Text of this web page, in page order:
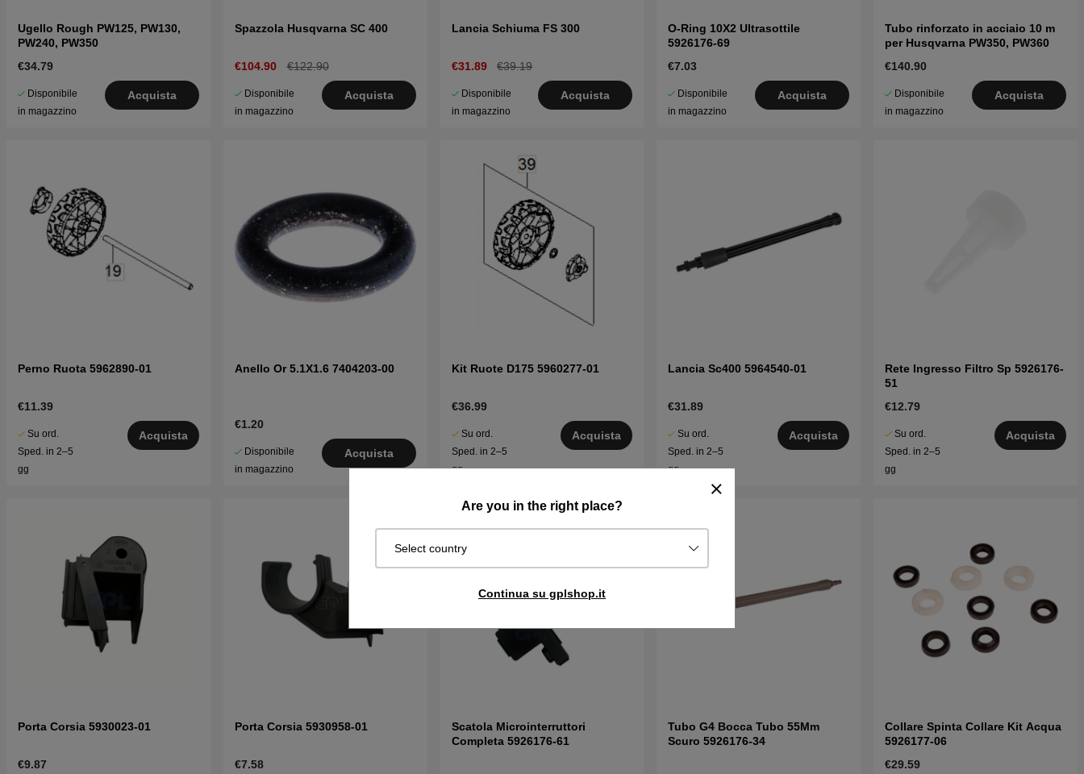
Are you in the right place?
Select country
Continua su gplshop.it
Ugello Rough PW125, PW130,
PW240, PW350
€34.79
Disponibile
in magazzino
Acquista
Spazzola Husqvarna SC 400
€104.90 €122.90
Disponibile
in magazzino
Acquista
Lancia Schiuma FS 300
€31.89 €39.19
Disponibile
in magazzino
Acquista
O-Ring 10X2 Ultrasottile
5926176-69
€7.03
Disponibile
in magazzino
Acquista
Tubo rinforzato in acciaio 10 m
per Husqvarna PW350, PW360
€140.90
Disponibile
in magazzino
Acquista
Perno Ruota 5962890-01
€11.39
Su ord.
Sped. in 2–5
gg
Acquista
Anello Or 5.1X1.6 7404203-00
€1.20
Disponibile
in magazzino
Acquista
Kit Ruote D175 5960277-01
€36.99
Su ord.
Sped. in 2–5
gg
Acquista
Lancia Sc400 5964540-01
€31.89
Su ord.
Sped. in 2–5
gg
Acquista
Rete Ingresso Filtro Sp 5926176-
51
€12.79
Su ord.
Sped. in 2–5
gg
Acquista
Porta Corsia 5930023-01
€9.87
Porta Corsia 5930958-01
€7.58
Scatola Microinterruttori
Completa 5926176-61
Tubo G4 Bocca Tubo 55Mm
Scuro 5926176-34
Collare Spinta Collare Kit Acqua
5926177-06
€29.59